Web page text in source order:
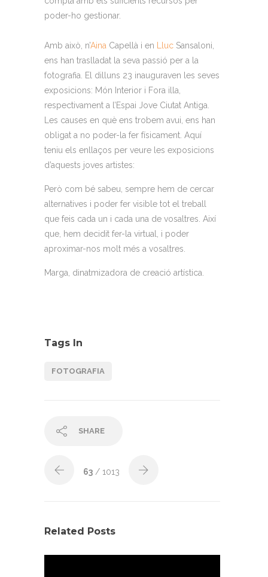
poder-ho gestionar.
Amb això, n’Aina Capellà i en Lluc Sansaloni,
ens han traslladat la seva passió per a la
fotografia. El dilluns 23 inauguraven les seves
exposicions: Món Interior i Fora illa,
respectivament a l’Espai Jove Ciutat Antiga.
Les causes en què ens trobem avui, ens han
obligat a no poder-la fer físicament. Aquí
teniu els enllaços per veure les exposicions
d’aquests joves artistes:
Però com bé sabeu, sempre hem de cercar
alternatives i poder fer visible tot el treball
que feis cada un i cada una de vosaltres. Així
que, hem decidit fer-la virtual, i poder
aproximar-nos molt més a vosaltres.
Marga, dinatmizadora de creació artística.
Tags In
FOTOGRAFIA
SHARE
63 / 1013
Related Posts